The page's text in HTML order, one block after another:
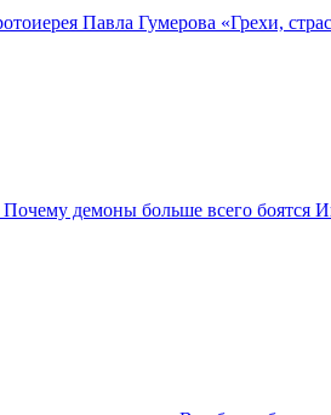
Павла Гумерова «Грехи,
Почему демоны больше всего боятся